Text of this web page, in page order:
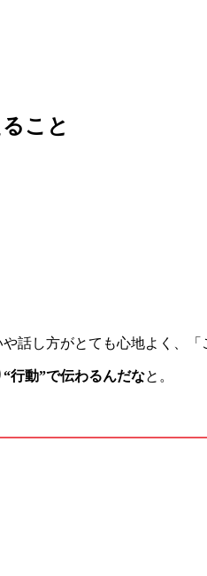
こと
話し方がとても心地よく、「
行動”で伝わるんだなと。